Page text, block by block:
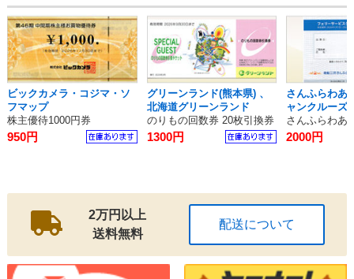
ビックカメラ・コジマ・ソ
フマップ
株主優待1000円券
950円
グリーンランド(熊本県) 、
北海道グリーンランド
のりもの回数券 20枚引換券
1300円
さんふらわあ
ャンクルーズ
さんふらわあ
2000円
2万円以上
送料無料
配送について